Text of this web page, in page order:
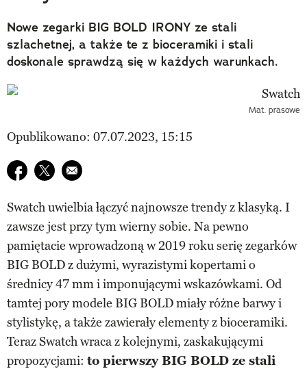
Nowe zegarki BIG BOLD IRONY ze stali
szlachetnej, a także te z bioceramiki i stali
doskonale sprawdzą się w każdych warunkach.
Mat. prasowe
Opublikowano: 07.07.2023, 15:15
Udostępnij na facebook
Udostępnij na twitter
E-mail do przyjaciela
Swatch uwielbia łączyć najnowsze trendy z klasyką. I
zawsze jest przy tym wierny sobie. Na pewno
pamiętacie wprowadzoną w 2019 roku serię zegarków
BIG BOLD z dużymi, wyrazistymi kopertami o
średnicy 47 mm i imponującymi wskazówkami. Od
tamtej pory modele BIG BOLD miały różne barwy i
stylistykę, a także zawierały elementy z bioceramiki.
Teraz Swatch wraca z kolejnymi, zaskakującymi
propozycjami: to pierwszy BIG BOLD ze stali